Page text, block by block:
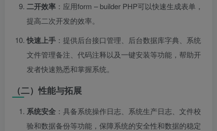
二开效率 ：应用form – builder PHP可以快速生成表单，
提高二次开发的效率。
快速上手 ：提供后台接口管理、后台数据库字典、系统
文件管理备注、代码注释以及一键安装等功能，帮助开
发者快速熟悉和掌握系统。
（二）性能与拓展
系统安全 ：具备系统操作日志、系统生产日志、文件校
验和数据备份等功能，保障系统的安全性和数据的稳定